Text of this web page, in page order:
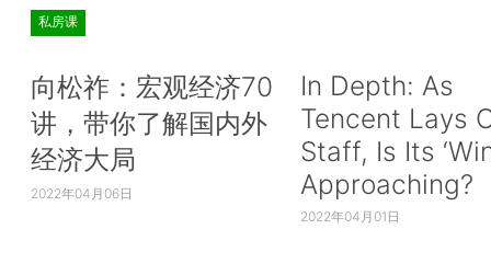
私房课
向松祚：宏观经济70
讲，带你了解国内外
经济大局
2022年04月06日
In Depth: As
Tencent Lays
Staff, Is Its
Approaching?
2022年04月01日